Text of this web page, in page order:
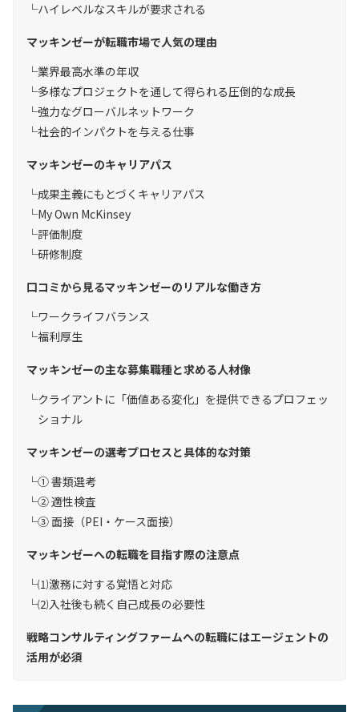
ハイレベルなスキルが要求される
マッキンゼーが転職市場で人気の理由
業界最高水準の年収
多様なプロジェクトを通して得られる圧倒的な成長
強力なグローバルネットワーク
社会的インパクトを与える仕事
マッキンゼーのキャリアパス
成果主義にもとづくキャリアパス
My Own McKinsey
評価制度
研修制度
口コミから見るマッキンゼーのリアルな働き方
ワークライフバランス
福利厚生
マッキンゼーの主な募集職種と求める人材像
クライアントに「価値ある変化」を提供できるプロフェッ
ショナル
マッキンゼーの選考プロセスと具体的な対策
① 書類選考
② 適性検査
③ 面接（PEI・ケース面接）
マッキンゼーへの転職を目指す際の注意点
⑴激務に対する覚悟と対応
⑵入社後も続く自己成長の必要性
戦略コンサルティングファームへの転職にはエージェントの
活用が必須